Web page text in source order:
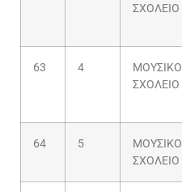
ΣΧΟΛΕΙΟ
63 4
ΜΟΥΣΙΚΟ
ΣΧΟΛΕΙΟ
64 5
ΜΟΥΣΙΚΟ
ΣΧΟΛΕΙΟ